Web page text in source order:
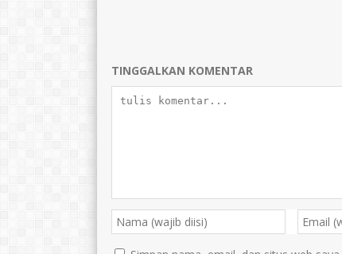
TINGGALKAN KOMENTAR